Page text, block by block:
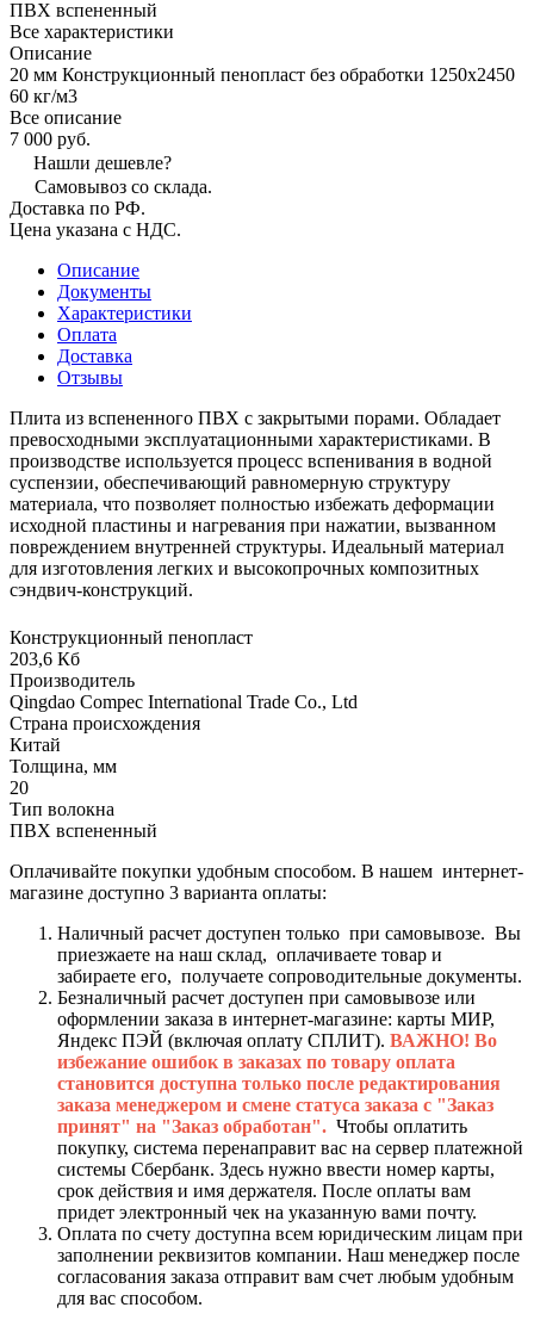
ПВХ вспененный
Все характеристики
Описание
20 мм Конструкционный пенопласт без обработки 1250х2450
60 кг/м3
Все описание
7 000 руб.
Нашли дешевле?
Самовывоз со склада.
Доставка по РФ.
Цена указана с НДС.
Описание
Документы
Характеристики
Оплата
Доставка
Отзывы
Плита из вспененного ПВХ с закрытыми порами. Обладает
превосходными эксплуатационными характеристиками. В
производстве используется процесс вспенивания в водной
суспензии, обеспечивающий равномерную структуру
материала, что позволяет полностью избежать деформации
исходной пластины и нагревания при нажатии, вызванном
повреждением внутренней структуры. Идеальный материал
для изготовления легких и высокопрочных композитных
сэндвич-конструкций.
Конструкционный пенопласт
203,6 Кб
Производитель
Qingdao Compec International Trade Co., Ltd
Страна происхождения
Китай
Толщина, мм
20
Тип волокна
ПВХ вспененный
Оплачивайте покупки удобным способом. В нашем интернет-
магазине доступно 3 варианта оплаты:
Наличный расчет доступен только при самовывозе. Вы
приезжаете на наш склад, оплачиваете товар и
забираете его, получаете сопроводительные документы.
Безналичный расчет доступен при самовывозе или
оформлении заказа в интернет-магазине: карты МИР,
Яндекс ПЭЙ (включая оплату СПЛИТ). ВАЖНО! Во
избежание ошибок в заказах по товару оплата
становится доступна только после редактирования
заказа менеджером и смене статуса заказа с "Заказ
принят" на "Заказ обработан". Чтобы оплатить
покупку, система перенаправит вас на сервер платежной
системы Сбербанк. Здесь нужно ввести номер карты,
срок действия и имя держателя. После оплаты вам
придет электронный чек на указанную вами почту.
Оплата по счету доступна всем юридическим лицам при
заполнении реквизитов компании. Наш менеджер после
согласования заказа отправит вам счет любым удобным
для вас способом.